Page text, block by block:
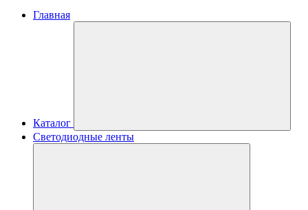
Главная
Каталог
Светодиодные ленты